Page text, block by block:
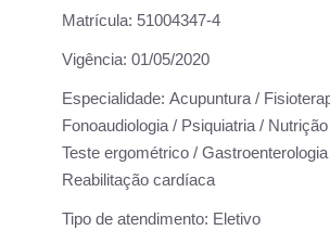
Matrícula: 51004347-4
Vigência: 01/05/2020
Especialidade: Acupuntura /
Fonoaudiologia / Psiquiatria /
Teste ergométrico /
Reabilitação cardíaca
Tipo de atendimento: Eletivo